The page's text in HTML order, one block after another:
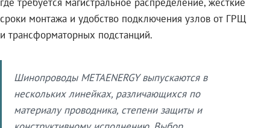
сроки монтажа и удобство подключения узлов от ГРЩ
и трансформаторных подстанций.
Шинопроводы METAENERGY выпускаются в
нескольких линейках, различающихся по
материалу проводника, степени защиты и